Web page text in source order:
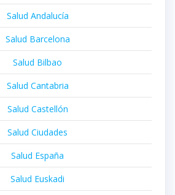
Salud Andalucía
Salud Barcelona
Salud Bilbao
Salud Cantabria
Salud Castellón
Salud Ciudades
Salud España
Salud Euskadi